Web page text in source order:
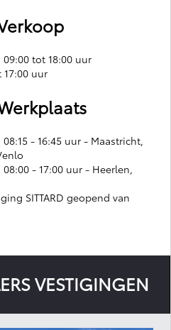
tot 18:00 uur
uur
- 16:45 uur - Maastricht,
- 17:00 uur - Heerlen,
SITTARD geopend van
VESTIGINGEN